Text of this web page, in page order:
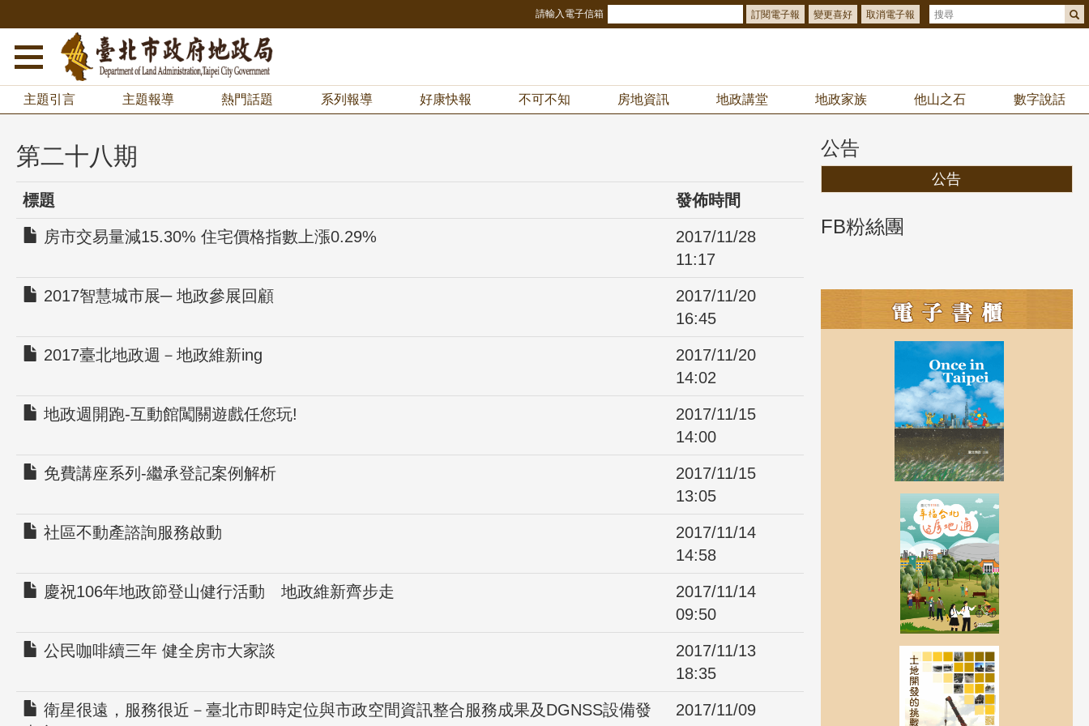
請輸入電子信箱 訂閱電子報 變更喜好 取消電子報
主題引言 主題報導 熱門話題 系列報導 好康快報 不可不知 房地資訊 地政講堂 地政家族 他山之石 數字說話
第二十八期
標題 發佈時間
房市交易量減15.30% 住宅價格指數上漲0.29%
2017/11/28
11:17
2017智慧城市展─ 地政參展回顧
2017/11/20
16:45
2017臺北地政週－地政維新ing
2017/11/20
14:02
地政週開跑-互動館闖關遊戲任您玩!
2017/11/15
14:00
免費講座系列-繼承登記案例解析
2017/11/15
13:05
社區不動產諮詢服務啟動
2017/11/14
14:58
慶祝106年地政節登山健行活動 地政維新齊步走
2017/11/14
09:50
公民咖啡續三年 健全房市大家談
2017/11/13
18:35
衛星很遠，服務很近－臺北市即時定位與市政空間資訊整合服務成果及DGNSS設備發
2017/11/09
公告
公告
FB粉絲團